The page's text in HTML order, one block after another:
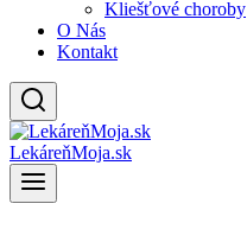
Kliešťové choroby
O Nás
Kontakt
LekáreňMoja.sk